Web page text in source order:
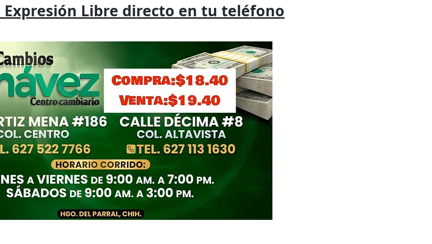
Expresión Libre directo en tu teléfono